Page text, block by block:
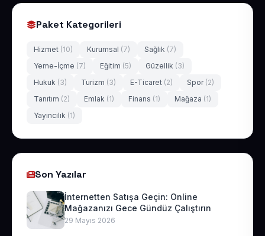
Paket Kategorileri
Hizmet (10) Kurumsal (7) Sağlık (7)
Yeme-İçme (7) Eğitim (5) Güzellik (3)
Hukuk (3) Turizm (3) E-Ticaret (2) Spor (2)
Tanıtım (2) Emlak (1) Finans (1) Mağaza (1)
Yayıncılık (1)
Son Yazılar
İnternetten Satışa Geçin: Online
Mağazanızı Gece Gündüz Çalıştırın
29 Mayıs 2026